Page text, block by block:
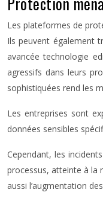
Les plateformes de
Ils peuvent également
avancée technologie
agressifs dans leurs
sophistiquées rend les
Les entreprises sont
données sensibles
Cependant, les
processus, atteinte à la
aussi l’augmentation